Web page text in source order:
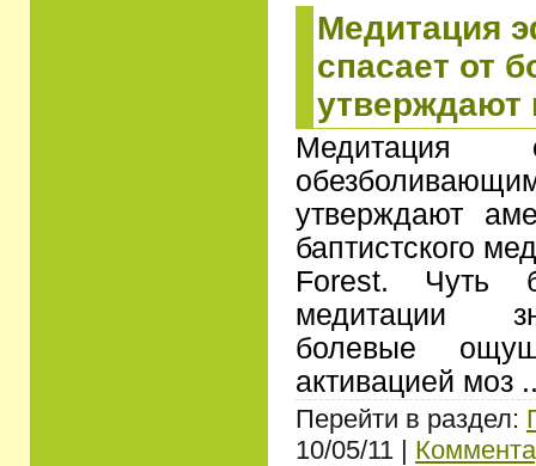
Медитация
спасает от
утверждают
Медитация
утверждают
баптистского
Forest. Чуть
медитации
болевые
активацией моз
Перейти в раздел:
10/05/11 |